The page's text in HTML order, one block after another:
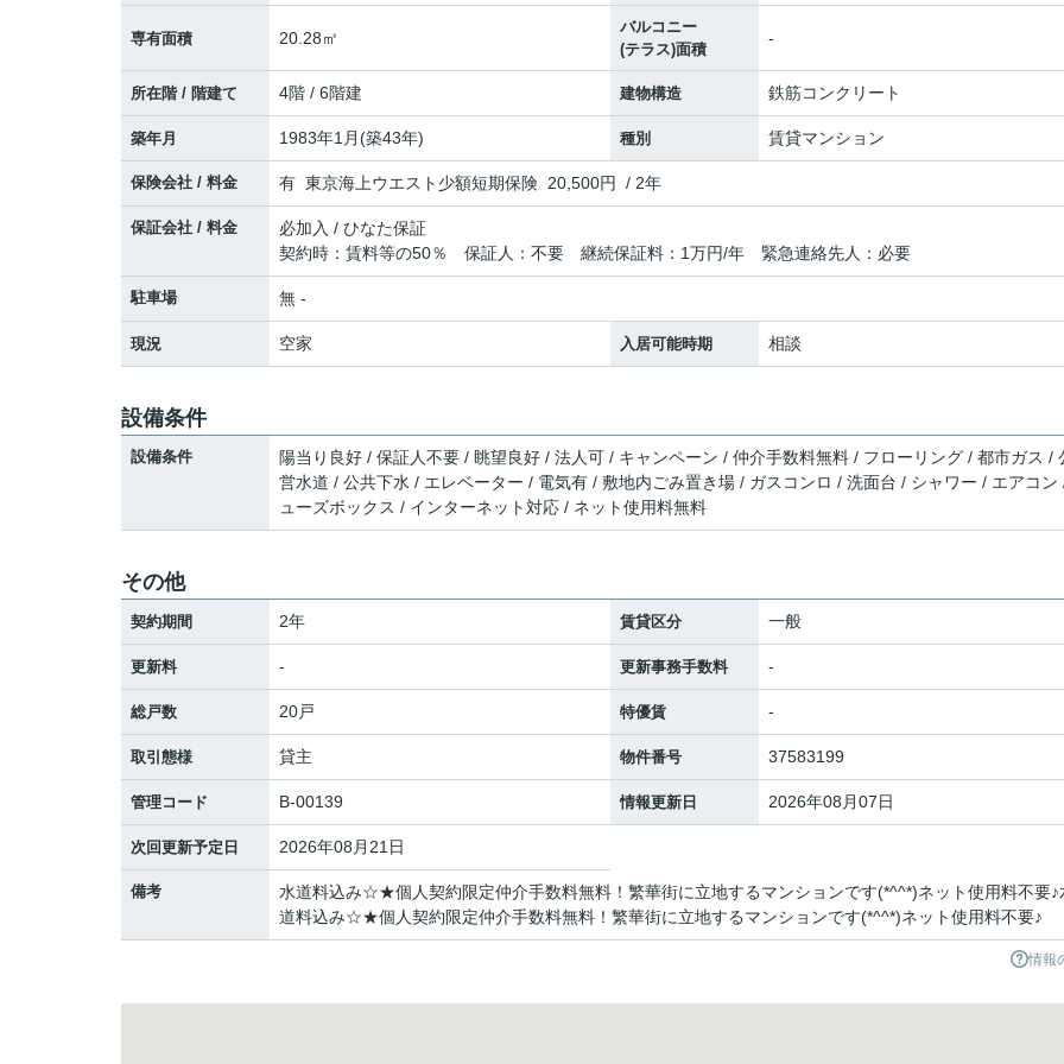
専有面積 20.28㎡
バルコニー
(テラス)面積
-
所在階 / 階建て 4階 / 6階建 建物構造 鉄筋コンクリート
築年月 1983年1月(築43年) 種別 賃貸マンション
保険会社 / 料金 有 東京海上ウエスト少額短期保険 20,500円 / 2年
保証会社 / 料金
必加入 / ひなた保証
契約時：賃料等の50％ 保証人：不要 継続保証料：1万円/年 緊急連絡先人：必要
駐車場 無 -
現況 空家 入居可能時期 相談
設備条件
設備条件
陽当り良好 / 保証人不要 / 眺望良好 / 法人可 / キャンペーン / 仲介手数料無料 / フローリング / 都市ガス /
営水道 / 公共下水 / エレベーター / 電気有 / 敷地内ごみ置き場 / ガスコンロ / 洗面台 / シャワー / エアコン
ューズボックス / インターネット対応 / ネット使用料無料
その他
契約期間 2年 賃貸区分 一般
更新料 - 更新事務手数料 -
総戸数 20戸 特優賃 -
取引態様 貸主 物件番号 37583199
管理コード B-00139 情報更新日 2026年08月07日
次回更新予定日 2026年08月21日
備考
水道料込み☆★個人契約限定仲介手数料無料！繁華街に立地するマンションです(*^^*)ネット使用料不要♪
道料込み☆★個人契約限定仲介手数料無料！繁華街に立地するマンションです(*^^*)ネット使用料不要♪
情報